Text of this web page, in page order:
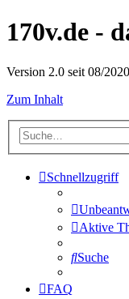
170v.de -
Version 2.0 seit 08/2020
Zum Inhalt
Schnellzugriff
Aktive
Suche
FAQ